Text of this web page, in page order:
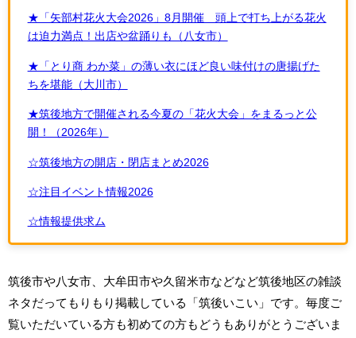
★「矢部村花火大会2026」8月開催 頭上で打ち上がる花火
は迫力満点！出店や盆踊りも（八女市）
★「とり商 わか菜」の薄い衣にほど良い味付けの唐揚げた
ちを堪能（大川市）
★筑後地方で開催される今夏の「花火大会」をまるっと公
開！（2026年）
☆筑後地方の開店・閉店まとめ2026
☆注目イベント情報2026
☆情報提供求ム
筑後市や八女市、大牟田市や久留米市などなど筑後地区の雑談
ネタだってもりもり掲載している「筑後いこい」です。毎度ご
覧いただいている方も初めての方もどうもありがとうございま